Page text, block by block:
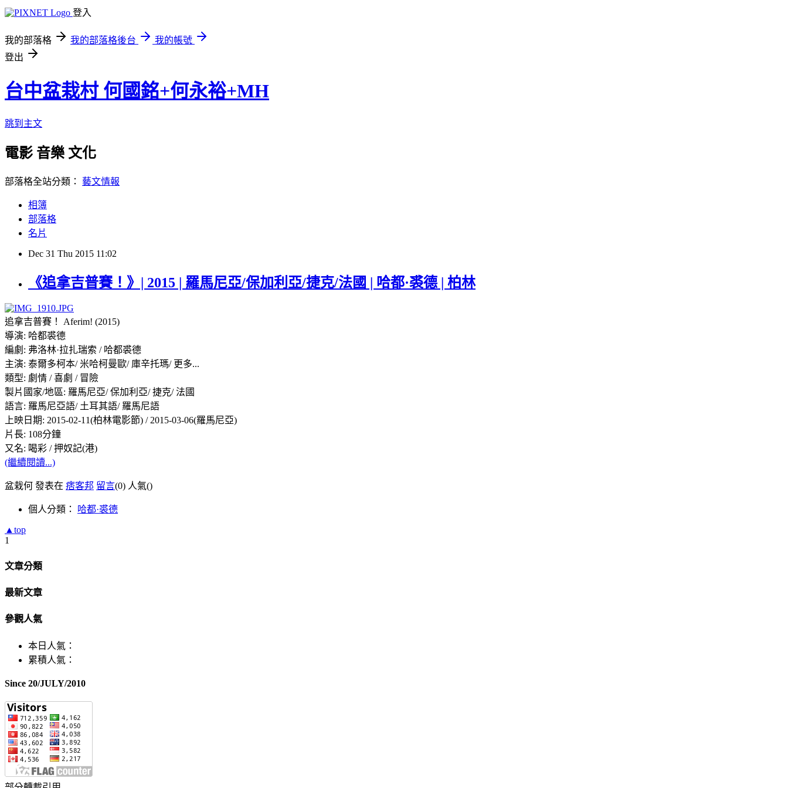
登入
我的部落格 我的部落格後台
我的帳號
登出
台中盆栽村 何國銘+何永裕+MH
跳到主文
電影 音樂 文化
部落格全站分類： 藝文情報
相簿
部落格
名片
Dec 31 Thu 2015 11:02
《追拿吉普賽！》| 2015 | 羅馬尼亞/保加利亞/捷克/法國 | 哈都·裘德 | 柏林
追拿吉普賽！ Aferim! (2015)
導演: 哈都裘德
編劇: 弗洛林·拉扎瑞索 / 哈都裘德
主演: 泰爾多柯本/ 米哈柯曼歐/ 庫辛托瑪/ 更多...
類型: 劇情 / 喜劇 / 冒險
製片國家/地區: 羅馬尼亞/ 保加利亞/ 捷克/ 法國
語言: 羅馬尼亞語/ 土耳其語/ 羅馬尼語
上映日期: 2015-02-11(柏林電影節) / 2015-03-06(羅馬尼亞)
片長: 108分鐘
又名: 喝彩 / 押奴記(港)
(繼續閱讀...)
盆栽何 發表在 痞客邦 留言(0) 人氣()
個人分類： 哈都·裘德
▲top
1
文章分類
最新文章
參觀人氣
本日人氣：
累積人氣：
Since 20/JULY/2010